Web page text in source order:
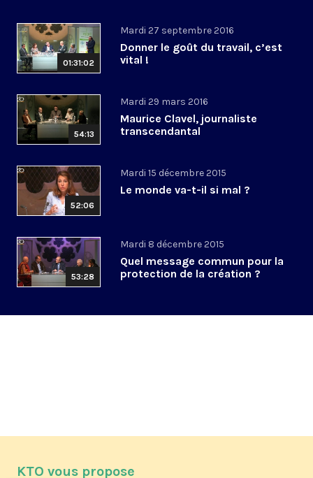
01:31:02
Mardi 27 septembre 2016
Donner le goût du travail, c’est
vital !
54:13
Mardi 29 mars 2016
Maurice Clavel, journaliste
transcendantal
52:06
Mardi 15 décembre 2015
Le monde va-t-il si mal ?
53:28
Mardi 8 décembre 2015
Quel message commun pour la
protection de la création ?
KTO vous propose